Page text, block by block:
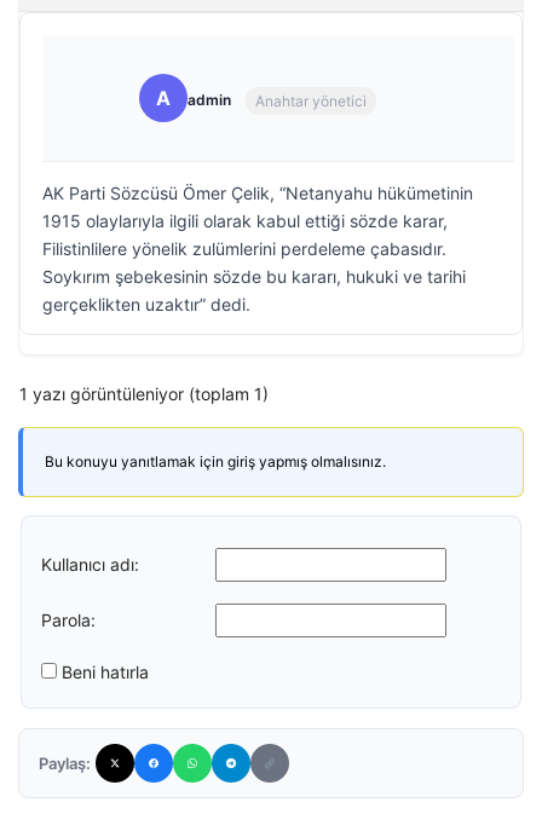
A admin Anahtar yönetici
AK Parti Sözcüsü Ömer Çelik, “Netanyahu hükümetinin
1915 olaylarıyla ilgili olarak kabul ettiği sözde karar,
Filistinlilere yönelik zulümlerini perdeleme çabasıdır.
Soykırım şebekesinin sözde bu kararı, hukuki ve tarihi
gerçeklikten uzaktır” dedi.
1 yazı görüntüleniyor (toplam 1)
Bu konuyu yanıtlamak için giriş yapmış olmalısınız.
Kullanıcı adı:
Parola:
Beni hatırla
Paylaş: